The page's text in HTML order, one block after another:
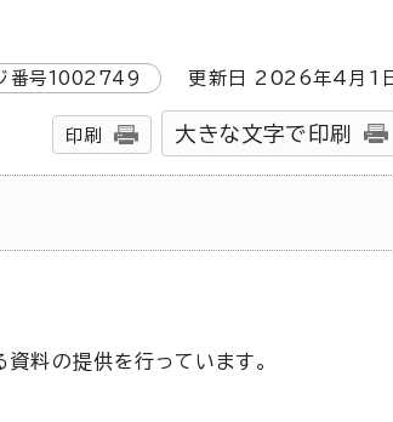
番号1002749 更新日 2026年4月1
印刷 大きな文字で印刷
料の提供を行っています。